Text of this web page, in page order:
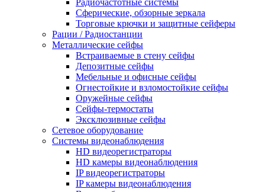
Радиочастотные системы
Сферические, обзорные зеркала
Торговые крючки и защитные сейферы
Рации / Радиостанции
Металлические сейфы
Встраиваемые в стену сейфы
Депозитные сейфы
Мебельные и офисные сейфы
Огнестойкие и взломостойкие сейфы
Оружейные сейфы
Сейфы-термостаты
Эксклюзивные сейфы
Сетевое оборудование
Системы видеонаблюдения
HD видеорегистраторы
HD камеры видеонаблюдения
IP видеорегистраторы
IP камеры видеонаблюдения